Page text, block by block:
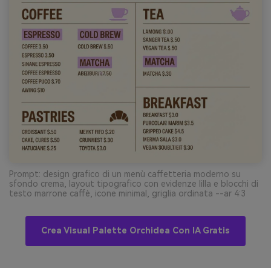
Prompt: design grafico di un menù caffetteria moderno su
sfondo crema, layout tipografico con evidenze lilla e blocchi di
testo marrone caffè, icone minimal, griglia ordinata --ar 4:3
Crea Visual Palette Orchidea Con IA Gratis